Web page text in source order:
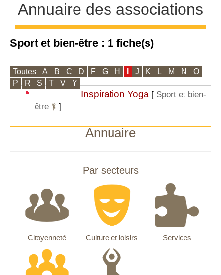
Annuaire des associations
Sport et bien-être : 1 fiche(s)
Toutes A B C D F G H J K L M N
O
P
R S T V Y
Inspiration Yoga [ Sport et bien-
être
]
Annuaire
Par secteurs
Citoyenneté Culture et loisirs Services